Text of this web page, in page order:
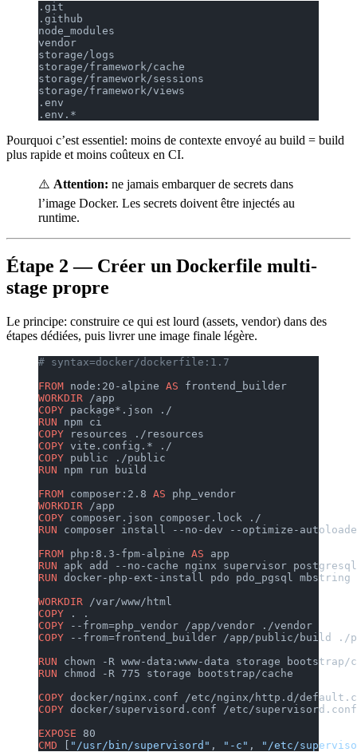
.git
.github
node_modules
vendor
storage/logs
storage/framework/cache
storage/framework/sessions
storage/framework/views
.env
.env.*
Pourquoi c’est essentiel: moins de contexte envoyé au build = build
plus rapide et moins coûteux en CI.
⚠️ Attention: ne jamais embarquer de secrets dans
l’image Docker. Les secrets doivent être injectés au
runtime.
Étape 2 — Créer un Dockerfile multi-
stage propre
Le principe: construire ce qui est lourd (assets, vendor) dans des
étapes dédiées, puis livrer une image finale légère.
# syntax=docker/dockerfile:1.7
FROM node:20-alpine AS frontend_builder
WORKDIR /app
COPY package*.json ./
RUN npm ci
COPY resources ./resources
COPY vite.config.* ./
COPY public ./public
RUN npm run build
FROM composer:2.8 AS php_vendor
WORKDIR /app
COPY composer.json composer.lock ./
RUN composer install --no-dev --optimize-
FROM php:8.3-fpm-alpine AS app
RUN apk add --no-cache nginx supervisor
RUN docker-php-ext-install pdo pdo_pgsql
WORKDIR /var/www/html
COPY . .
COPY --from=php_vendor /app/vendor ./vendor
COPY --from=frontend_builder /app/public/build ./
RUN chown -R www-data:www-data storage bootstrap/
RUN chmod -R 775 storage bootstrap/cache
COPY docker/nginx.conf /etc/nginx/http.d/
COPY docker/supervisord.conf /etc/supervisord.conf
EXPOSE 80
CMD
"/usr/bin/supervisord" , "-c" , "/etc/